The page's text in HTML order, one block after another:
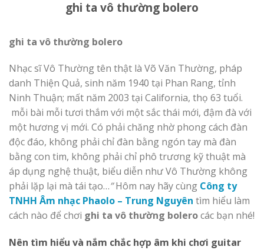
ghi ta vô thường bolero
ghi ta vô thường bolero
Nhạc sĩ Vô Thường tên thật là Võ Văn Thường, pháp
danh Thiện Quả, sinh năm 1940 tại Phan Rang, tỉnh
Ninh Thuận; mất năm 2003 tại California, thọ 63 tuổi.
mỗi bài mỗi tươi thắm với một sắc thái mới, đậm đà với
một hương vị mới. Có phải chăng nhờ phong cách đàn
độc đáo, không phải chỉ đàn bằng ngón tay mà đàn
bằng con tim, không phải chỉ phô trương kỹ thuật mà
áp dụng nghệ thuật, biểu diễn như Vô Thường không
phải lặp lại mà tái tạo…”Hôm nay hãy cùng Công ty
TNHH Âm nhạc Phaolo – Trung Nguyên tìm hiểu làm
cách nào để chơi ghi ta vô thường bolerocác bạn nhé!
Nên tìm hiểu và nắm chắc hợp âm khi chơi guitar